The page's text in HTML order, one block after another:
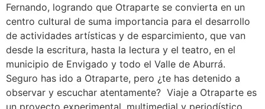
Fernando, logrando que Otraparte se convierta en un
centro cultural de suma importancia para el desarrollo
de actividades artísticas y de esparcimiento, que van
desde la escritura, hasta la lectura y el teatro, en el
municipio de Envigado y todo el Valle de Aburrá.
Seguro has ido a Otraparte, pero ¿te has detenido a
observar y escuchar atentamente? Viaje a Otraparte es